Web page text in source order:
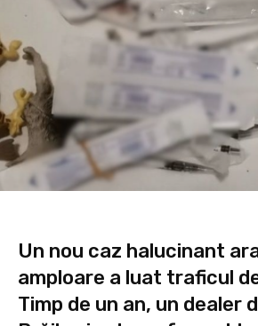
Un nou caz halucinant
amploare a luat traficul
Timp de un an, un dealer